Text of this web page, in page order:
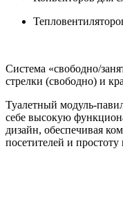
Система «свободно/
стрелки (свободно) и
Туалетный модуль-
себе высокую
дизайн, обеспечивая
посетителей и